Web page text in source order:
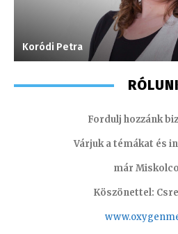
Koródi Petra
Fordulj hozzánk
Várjuk a témákat és
már
Köszönettel:
www.oxyge